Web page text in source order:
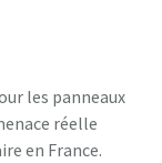
les panneaux
réelle
en France.